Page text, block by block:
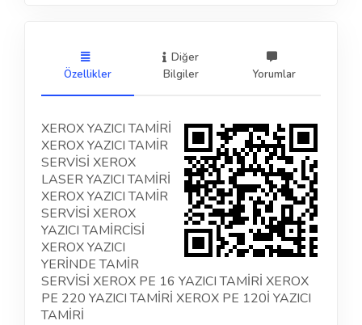
Özellikler
Diğer
Bilgiler
Yorumlar
XEROX YAZICI TAMİRİ
XEROX YAZICI TAMİR
SERVİSİ XEROX
LASER YAZICI TAMİRİ
XEROX YAZICI TAMİR
SERVİSİ XEROX
YAZICI TAMİRCİSİ
XEROX YAZICI
YERİNDE TAMİR
SERVİSİ XEROX PE 16 YAZICI TAMİRİ XEROX
PE 220 YAZICI TAMİRİ XEROX PE 120İ YAZICI
TAMİRİ